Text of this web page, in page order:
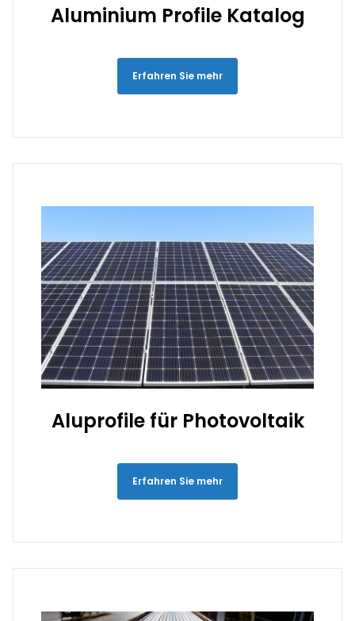
Aluminium Profile Katalog
Erfahren Sie mehr
Aluprofile für Photovoltaik
Erfahren Sie mehr